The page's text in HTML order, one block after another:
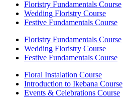
Floristry Fundamentals Course
Wedding Floristry Course
Festive Fundamentals Course
Floristry Fundamentals Course
Wedding Floristry Course
Festive Fundamentals Course
Floral Instalation Course
Introduction to Ikebana Course
Events & Celebrations Course